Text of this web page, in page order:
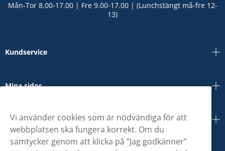
Mån-Tor 8.00-17.00 | Fre 9.00-17.00 | (Lunchstängt må-fre 12-
13)
Kundservice
Mina sidor
Om oss
Vi använder cookies som är nödvändiga för att
webbplatsen ska fungera korrekt. Om du
samtycker genom att klicka på ”Jag godkänner”